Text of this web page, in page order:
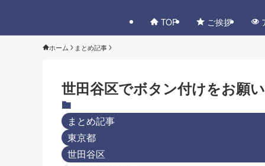
TOP ご挨拶
ホーム まとめ記事
世田谷区でボタン付けをお願
まとめ記事
東京都
世田谷区